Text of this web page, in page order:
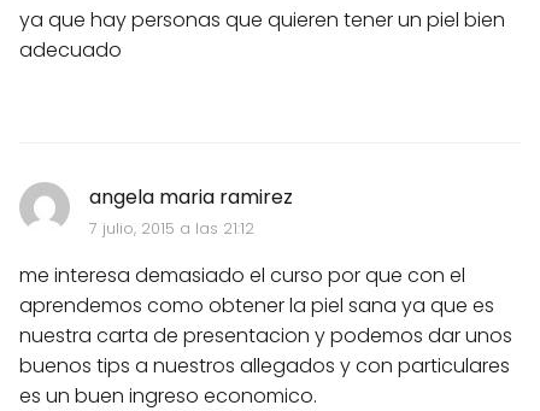
ya que hay personas que quieren tener un piel bien
adecuado
angela maria ramirez
7 julio, 2015 a las 21:12
me interesa demasiado el curso por que con el
aprendemos como obtener la piel sana ya que es
nuestra carta de presentacion y podemos dar unos
buenos tips a nuestros allegados y con particulares
es un buen ingreso economico.